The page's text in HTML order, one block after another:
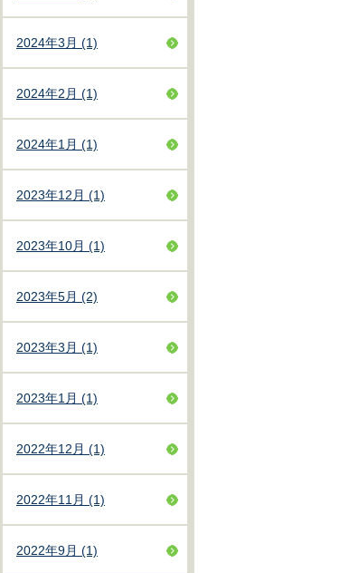
2024年3月 (1)
2024年2月 (1)
2024年1月 (1)
2023年12月 (1)
2023年10月 (1)
2023年5月 (2)
2023年3月 (1)
2023年1月 (1)
2022年12月 (1)
2022年11月 (1)
2022年9月 (1)